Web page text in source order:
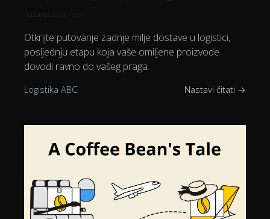
Rasmus Leichter
Otkrijte putovanje zadnje milje dostave u logistici,
posljednju etapu koja vaše omiljene proizvode
dovodi ravno do vašeg praga.
Logistika ABC Nastavi čitati →